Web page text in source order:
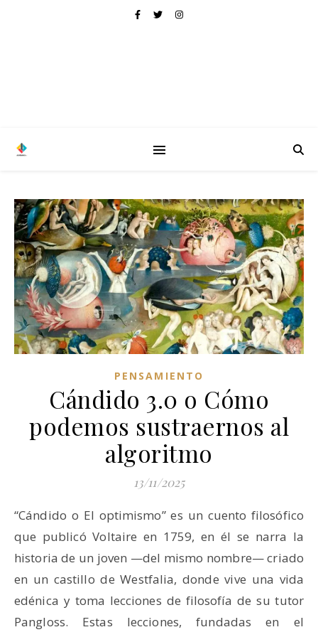
PENSAMIENTO
Cándido 3.0 o Cómo
podemos sustraernos al
algoritmo
13/11/2025
“Cándido o El optimismo” es un cuento filosófico
que publicó Voltaire en 1759, en él se narra la
historia de un joven —del mismo nombre— criado
en un castillo de Westfalia, donde vive una vida
edénica y toma lecciones de filosofía de su tutor
Pangloss. Estas lecciones, fundadas en el